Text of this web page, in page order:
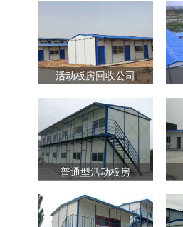
活动板房回收公司
普通型活动板房